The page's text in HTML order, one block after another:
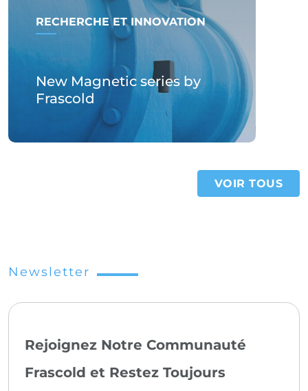
RECHERCHE ET INNOVATION
New Magnetic series by
Frascold
VOIR TOUS
Newsletter
Rejoignez Notre Communauté
Frascold et Restez Toujours